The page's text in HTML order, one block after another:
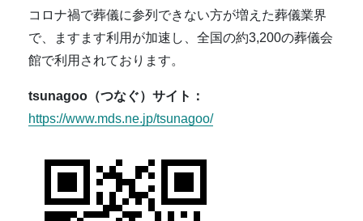
コロナ禍で葬儀に参列できない方が増えた葬儀業界
で、ますます利用が加速し、全国の約3,200の葬儀会
館で利用されております。
tsunagoo（つなぐ）サイト：
https://www.mds.ne.jp/tsunagoo/